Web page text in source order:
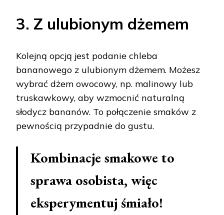
3. Z ulubionym dżemem
Kolejną opcją jest podanie chleba
bananowego z ulubionym dżemem. Możesz
wybrać dżem owocowy, np. malinowy lub
truskawkowy, aby wzmocnić naturalną
słodycz bananów. To połączenie smaków z
pewnością przypadnie do gustu.
Kombinacje smakowe to
sprawa osobista, więc
eksperymentuj śmiało!